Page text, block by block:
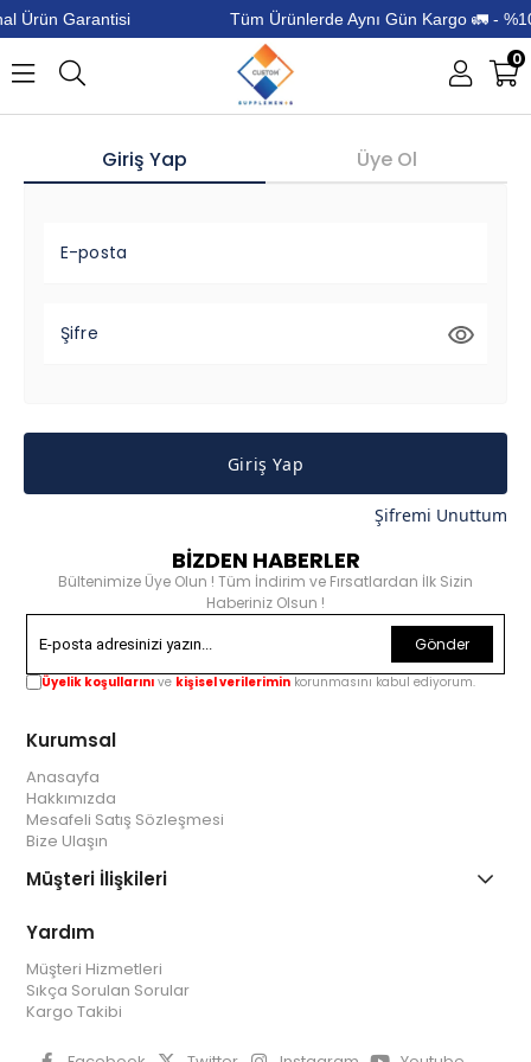
Ürün Garantisi Tüm Ürünlerde Aynı Gün Kargo 🚛 -
0
Giriş Yap Üye Ol
E-posta
Şifre
Giriş Yap
Şifremi Unuttum
BİZDEN HABERLER
Bültenimize Üye Olun ! Tüm İndirim ve Fırsatlardan İlk Sizin
Haberiniz Olsun !
Gönder
Üyelik koşullarını ve kişisel verilerimin korunmasını kabul ediyorum.
Kurumsal
Anasayfa
Hakkımızda
Mesafeli Satış Sözleşmesi
Bize Ulaşın
Müşteri İlişkileri
Yardım
Müşteri Hizmetleri
Sıkça Sorulan Sorular
Kargo Takibi